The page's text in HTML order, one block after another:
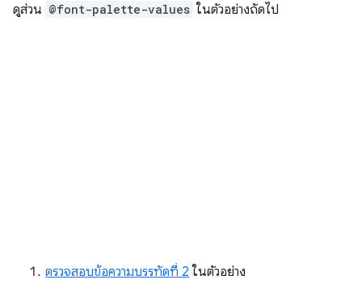
ดูส่วน @font-palette-values ในตัวอย่างถัดไป
ตรวจสอบข้อความบรรทัดที่ 2 ในตัวอย่าง